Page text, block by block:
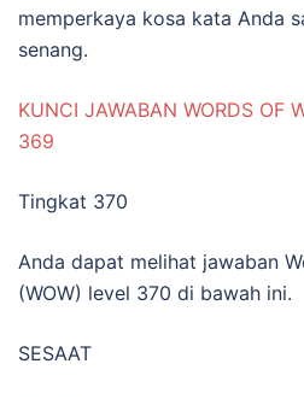
memperkaya kosa kata Anda
senang.
KUNCI JAWABAN WORDS OF
369
Tingkat 370
Anda dapat melihat jawaban
(WOW) level 370 di bawah ini.
SESAAT